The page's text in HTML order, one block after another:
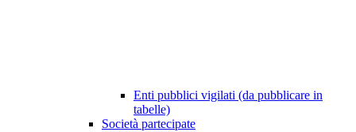
Enti pubblici vigilati (da pubblicare in
tabelle)
Società partecipate